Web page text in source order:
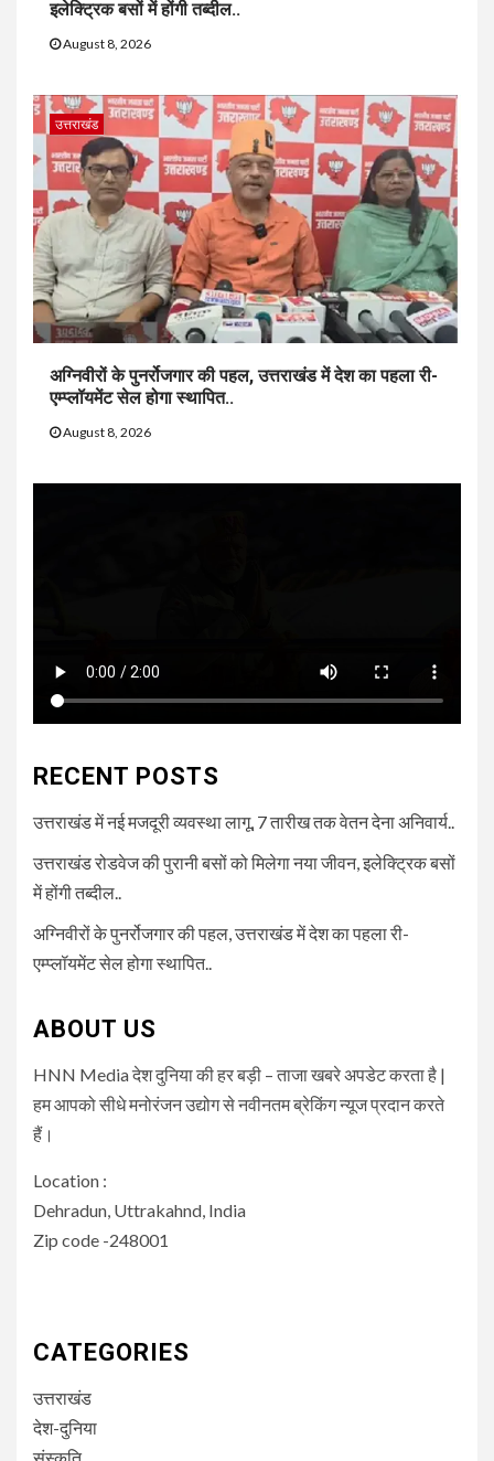
इलेक्ट्रिक बसों में होंगी तब्दील..
August 8, 2026
उत्तराखंड
अग्निवीरों के पुनर्रोजगार की पहल, उत्तराखंड में देश का पहला री-
एम्प्लॉयमेंट सेल होगा स्थापित..
August 8, 2026
RECENT POSTS
उत्तराखंड में नई मजदूरी व्यवस्था लागू, 7 तारीख तक वेतन देना अनिवार्य..
उत्तराखंड रोडवेज की पुरानी बसों को मिलेगा नया जीवन, इलेक्ट्रिक बसों
में होंगी तब्दील..
अग्निवीरों के पुनर्रोजगार की पहल, उत्तराखंड में देश का पहला री-
एम्प्लॉयमेंट सेल होगा स्थापित..
ABOUT US
HNN Media देश दुनिया की हर बड़ी – ताजा खबरे अपडेट करता है |
हम आपको सीधे मनोरंजन उद्योग से नवीनतम ब्रेकिंग न्यूज प्रदान करते
हैं।
Location :
Dehradun, Uttrakahnd, India
Zip code -248001
CATEGORIES
उत्तराखंड
देश-दुनिया
संस्कृति